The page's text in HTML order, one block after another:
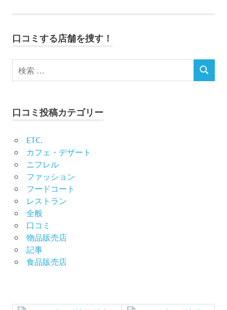
ビ
ー
ョ
ン
口コミする店舗を捜す！
口コミ投稿カテゴリー
ETC.
カフェ・デザート
ニフレル
ファッション
フードコート
レストラン
全般
口コミ
物品販売店
記事
食品販売店